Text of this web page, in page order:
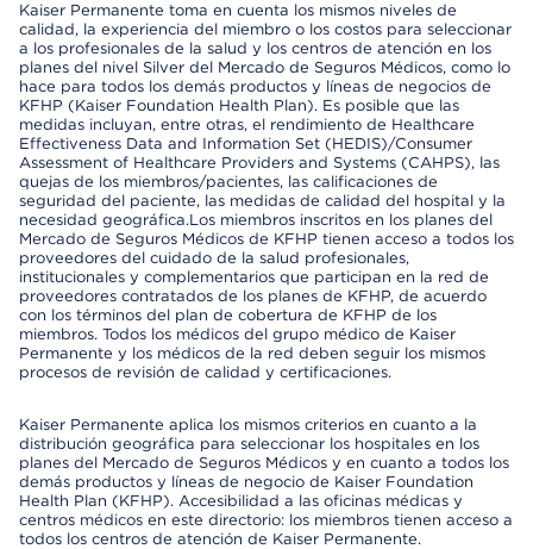
Kaiser Permanente toma en cuenta los mismos niveles de
calidad, la experiencia del miembro o los costos para seleccionar
a los profesionales de la salud y los centros de atención en los
planes del nivel Silver del Mercado de Seguros Médicos, como lo
hace para todos los demás productos y líneas de negocios de
KFHP (Kaiser Foundation Health Plan). Es posible que las
medidas incluyan, entre otras, el rendimiento de Healthcare
Effectiveness Data and Information Set (HEDIS)/Consumer
Assessment of Healthcare Providers and Systems (CAHPS), las
quejas de los miembros/pacientes, las calificaciones de
seguridad del paciente, las medidas de calidad del hospital y la
necesidad geográfica.Los miembros inscritos en los planes del
Mercado de Seguros Médicos de KFHP tienen acceso a todos los
proveedores del cuidado de la salud profesionales,
institucionales y complementarios que participan en la red de
proveedores contratados de los planes de KFHP, de acuerdo
con los términos del plan de cobertura de KFHP de los
miembros. Todos los médicos del grupo médico de Kaiser
Permanente y los médicos de la red deben seguir los mismos
procesos de revisión de calidad y certificaciones.
Kaiser Permanente aplica los mismos criterios en cuanto a la
distribución geográfica para seleccionar los hospitales en los
planes del Mercado de Seguros Médicos y en cuanto a todos los
demás productos y líneas de negocio de Kaiser Foundation
Health Plan (KFHP). Accesibilidad a las oficinas médicas y
centros médicos en este directorio: los miembros tienen acceso a
todos los centros de atención de Kaiser Permanente.